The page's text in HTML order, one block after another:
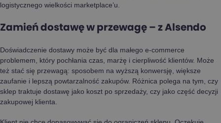
logistycznego wielkości marketplace’u.
Zamień dostawę w przewagę – z Alsendo
Doświadczenie dostawy może być dla małego e-commerce
problemem, który pochłania czas, marżę i cierpliwość klientów. Może
też stać się przewagą: sposobem na wyższą konwersję, większe
zaufanie i lepszą powtarzalność zakupów. Różnica polega na tym, czy
sklep traktuje dostawę jako koszt po sprzedaży, czy jako część decyzji
zakupowej klienta.